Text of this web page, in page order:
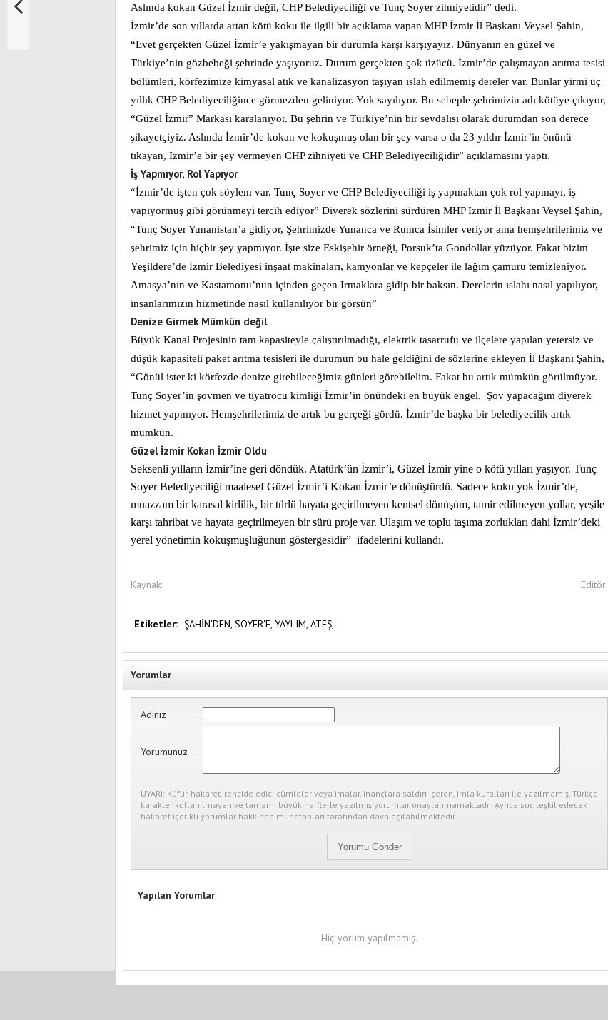
Aslında kokan Güzel İzmir değil, CHP Belediyeciliği ve Tunç Soyer zihniyetidir” dedi.
İzmir’de son yıllarda artan kötü koku ile ilgili bir açıklama yapan MHP İzmir İl Başkanı Veysel Şahin,
“Evet gerçekten Güzel İzmir’e yakışmayan bir durumla karşı karşıyayız. Dünyanın en güzel ve
Türkiye’nin gözbebeği şehrinde yaşıyoruz. Durum gerçekten çok üzücü. İzmir’de çalışmayan arıtma tesisi
bölümleri, körfezimize kimyasal atık ve kanalizasyon taşıyan ıslah edilmemiş dereler var. Bunlar yirmi üç
yıllık CHP Belediyeciliğince görmezden geliniyor. Yok sayılıyor. Bu sebeple şehrimizin adı kötüye çıkıyor,
“Güzel İzmir” Markası karalanıyor. Bu şehrin ve Türkiye’nin bir sevdalısı olarak durumdan son derece
şikayetçiyiz. Aslında İzmir’de kokan ve kokuşmuş olan bir şey varsa o da 23 yıldır İzmir’in önünü
tıkayan, İzmir’e bir şey vermeyen CHP zihniyeti ve CHP Belediyeciliğidir” açıklamasını yaptı.
İş Yapmıyor, Rol Yapıyor
“İzmir’de işten çok söylem var. Tunç Soyer ve CHP Belediyeciliği iş yapmaktan çok rol yapmayı, iş
yapıyormuş gibi görünmeyi tercih ediyor” Diyerek sözlerini sürdüren MHP İzmir İl Başkanı Veysel Şahin,
“Tunç Soyer Yunanistan’a gidiyor, Şehrimizde Yunanca ve Rumca İsimler veriyor ama hemşehrilerimiz ve
şehrimiz için hiçbir şey yapmıyor. İşte size Eskişehir örneği, Porsuk’ta Gondollar yüzüyor. Fakat bizim
Yeşildere’de İzmir Belediyesi inşaat makinaları, kamyonlar ve kepçeler ile lağım çamuru temizleniyor.
Amasya’nın ve Kastamonu’nun içinden geçen Irmaklara gidip bir baksın. Derelerin ıslahı nasıl yapılıyor,
insanlarımızın hizmetinde nasıl kullanılıyor bir görsün”
Denize Girmek Mümkün değil
Büyük Kanal Projesinin tam kapasiteyle çalıştırılmadığı, elektrik tasarrufu ve ilçelere yapılan yetersiz ve
düşük kapasiteli paket arıtma tesisleri ile durumun bu hale geldiğini de sözlerine ekleyen İl Başkanı Şahin,
“Gönül ister ki körfezde denize girebileceğimiz günleri görebilelim. Fakat bu artık mümkün görülmüyor.
Tunç Soyer’in şovmen ve tiyatrocu kimliği İzmir’in önündeki en büyük engel. Şov yapacağım diyerek
hizmet yapmıyor. Hemşehrilerimiz de artık bu gerçeği gördü. İzmir’de başka bir belediyecilik artık
mümkün.
Güzel İzmir Kokan İzmir Oldu
Seksenli yılların İzmir’ine geri döndük. Atatürk’ün İzmir’i, Güzel İzmir yine o kötü yılları yaşıyor. Tunç
Soyer Belediyeciliği maalesef Güzel İzmir’i Kokan İzmir’e dönüştürdü. Sadece koku yok İzmir’de,
muazzam bir karasal kirlilik, bir türlü hayata geçirilmeyen kentsel dönüşüm, tamir edilmeyen yollar, yeşile
karşı tahribat ve hayata geçirilmeyen bir sürü proje var. Ulaşım ve toplu taşıma zorlukları dahi İzmir’deki
yerel yönetimin kokuşmuşluğunun göstergesidir” ifadelerini kullandı.
Kaynak: Editör:
Etiketler: ŞAHİN'DEN, SOYER'E, YAYLIM, ATEŞ,
Yorumlar
Adınız :
Yorumunuz :
UYARI: Küfür, hakaret, rencide edici cümleler veya imalar, inançlara saldırı içeren, imla kuralları ile yazılmamış, Türkçe
karakter kullanılmayan ve tamamı büyük harflerle yazılmış yorumlar onaylanmamaktadır. Ayrıca suç teşkil edecek
hakaret içerikli yorumlar hakkında muhatapları tarafından dava açılabilmektedir.
Yapılan Yorumlar
Hiç yorum yapılmamış.